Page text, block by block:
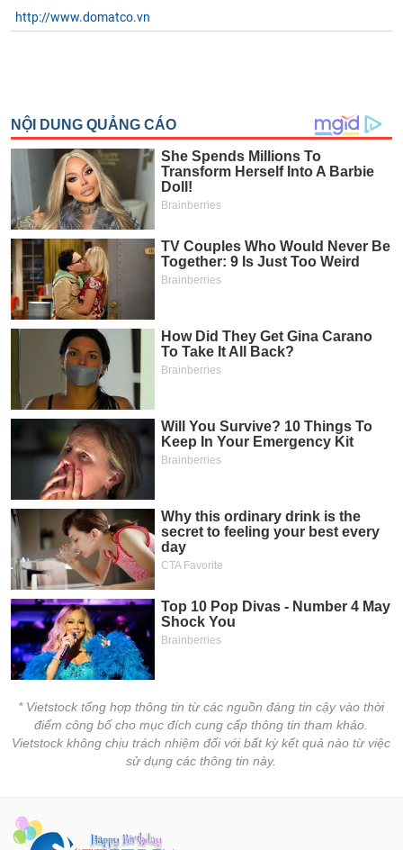
http://www.domatco.vn
* Vietstock tổng hợp thông tin từ các nguồn đáng tin cậy vào thời
điểm công bố cho mục đích cung cấp thông tin tham khảo.
Vietstock không chịu trách nhiệm đối với bất kỳ kết quả nào từ việc
sử dụng các thông tin này.
chính